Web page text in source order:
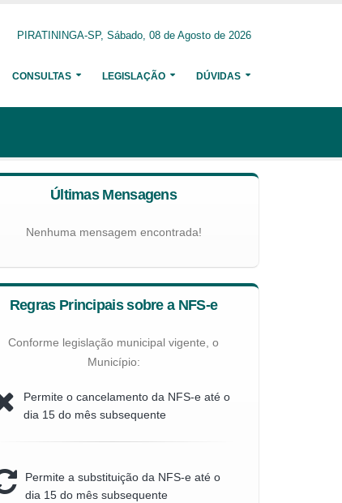
PIRATININGA-SP, Sábado, 08 de Agosto de 2026
CONSULTAS LEGISLAÇÃO DÚVIDAS
Últimas Mensagens
Nenhuma mensagem encontrada!
Regras Principais sobre a NFS-e
Conforme legislação municipal vigente, o
Município:
Permite o cancelamento da NFS-e até o
dia 15 do mês subsequente
Permite a substituição da NFS-e até o
dia 15 do mês subsequente